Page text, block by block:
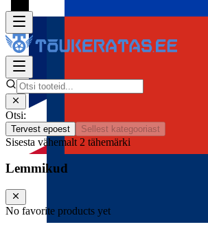
Otsi:
Tervest epoest Sellest kategooriast
Sisesta vähemalt 2 tähemärki
Lemmikud
No favorite products yet